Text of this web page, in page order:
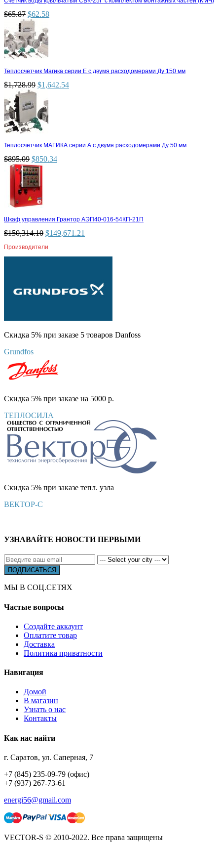
$65.87 $62.58
Теплосчетчик Магика серии Е с двумя расходомерами Ду 150 мм
$1,728.99 $1,642.54
Теплосчетчик МАГИКА серии А с двумя расходомерами Ду 50 мм
$895.09 $850.34
Шкаф управления Грантор АЭП40-016-54КП-21П
$150,314.10 $149,671.21
Производители
Скидка 5% при заказе 5 товаров Danfoss
Grundfos
Скидка 5% при заказе на 5000 р.
ТЕПЛОСИЛА
Скидка 5% при заказе тепл. узла
ВЕКТОР-С
УЗНАВАЙТЕ НОВОСТИ ПЕРВЫМИ
МЫ В СОЦ.СЕТЯХ
Частые вопросы
Создайте аккаунт
Оплатите товар
Доставка
Политика приватности
Навигация
Домой
В магазин
Узнать о нас
Контакты
Как нас найти
г. Саратов, ул. Саперная, 7
+7 (845) 235-09-79 (офис)
+7 (937) 267-73-61
energi56@gmail.com
VECTOR-S © 2010-2022. Все права защищены